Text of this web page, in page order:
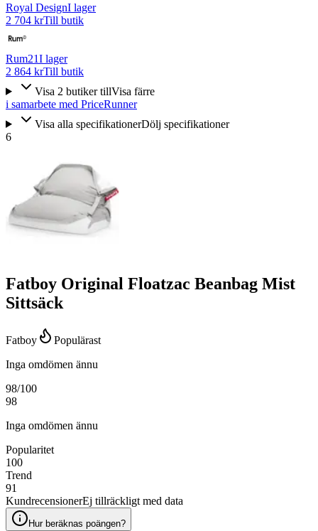
Royal DesignI lager
2 704 krTill butik
Rum21I lager
2 864 krTill butik
Visa 2 butiker tillVisa färre
i samarbete med PriceRunner
Visa alla specifikationerDölj specifikationer
6
Fatboy Original Floatzac Beanbag Mist
Sittsäck
Fatboy
Populärast
Inga omdömen ännu
98/100
98
Inga omdömen ännu
Popularitet
100
Trend
91
KundrecensionerEj tillräckligt med data
Hur beräknas poängen?